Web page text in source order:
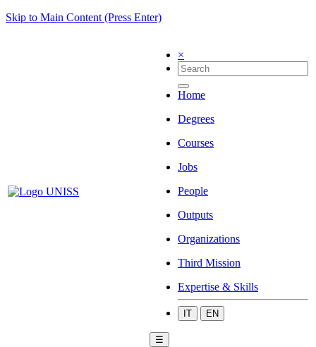
Skip to Main Content (Press Enter)
×
Home
Degrees
Courses
Jobs
People
Outputs
Organizations
Third Mission
Expertise & Skills
IT EN
☰